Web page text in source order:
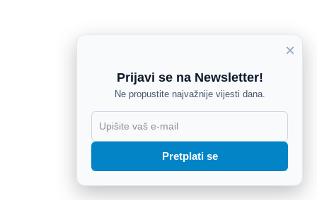
×
Prijavi se na Newsletter!
Ne propustite najvažnije vijesti dana.
Pretplati se